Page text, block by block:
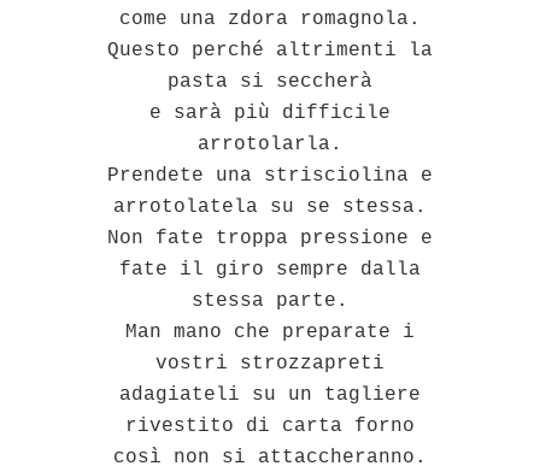
come una zdora romagnola.
Questo perché altrimenti la
pasta si seccherà
e sarà più difficile
arrotolarla.
Prendete una strisciolina e
arrotolatela su se stessa.
Non fate troppa pressione e
fate il giro sempre dalla
stessa parte.
Man mano che preparate i
vostri strozzapreti
adagiateli su un tagliere
rivestito di carta forno
così non si attaccheranno.